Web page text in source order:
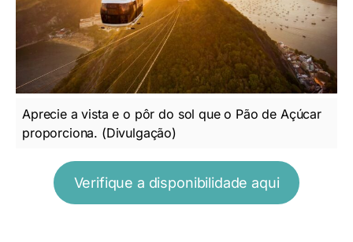
Aprecie a vista e o pôr do sol que o Pão de Açúcar
proporciona. (Divulgação)
Verifique a disponibilidade aqui